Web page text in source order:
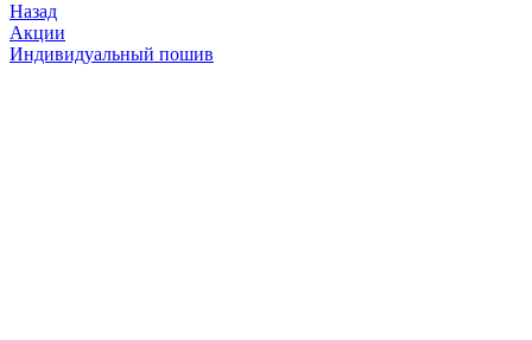
Назад
Акции
Индивидуальный пошив